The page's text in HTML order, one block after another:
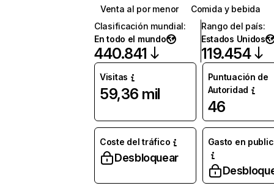
Venta al por menor
Comida y bebida
Clasificación mundial:
En todo el mundo
440.841
Rango del país:
Estados Unidos
119.454
Visitas
59,36 mil
Puntuación de
Autoridad
46
Coste del tráfico
Desbloquear
Gasto en